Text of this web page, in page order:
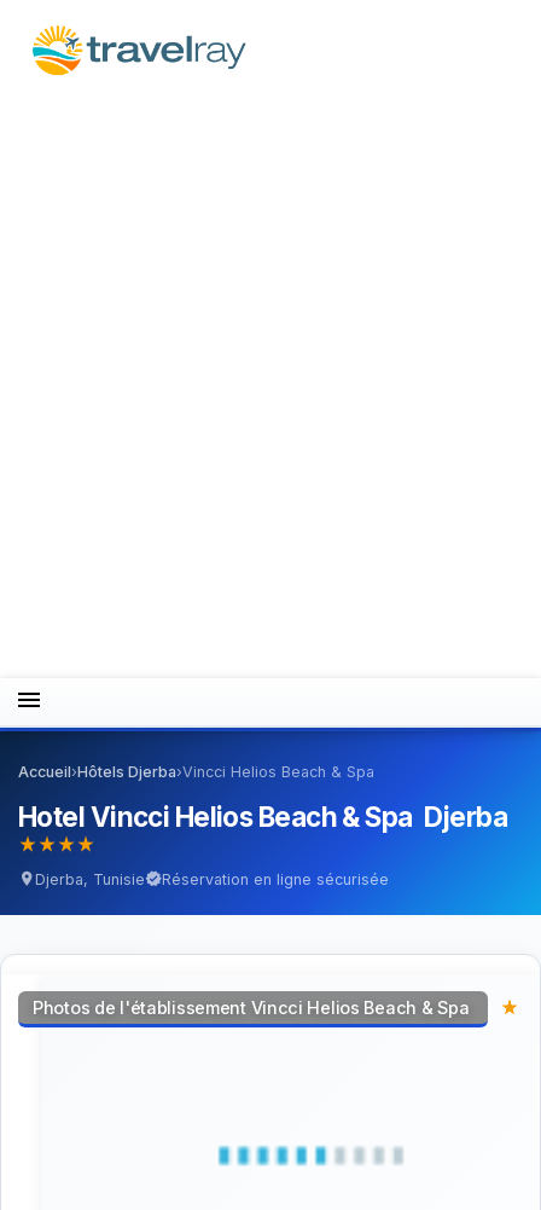
menu
Accueil›Hôtels Djerba›Vincci Helios Beach & Spa
Hotel Vincci Helios Beach & Spa Djerba
star_ratestar_ratestar_ratestar_rate
location_on Djerba, TunisieverifiedRéservation en ligne sécurisée
Photos de l'établissement Vincci Helios Beach & Spa star_rate
star_rate
star_rate
star_rate